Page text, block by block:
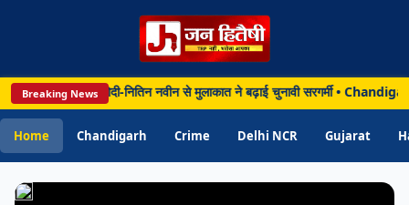
Breaking News
दिल्ली पहुंचे योगी, मोदी-नितिन नवीन से मुलाकात ने बढ़ाई चुनावी सरगर्मी •
Home Chandigarh Crime Delhi NCR Gujarat
करने
के
मामले
में
निलंबित